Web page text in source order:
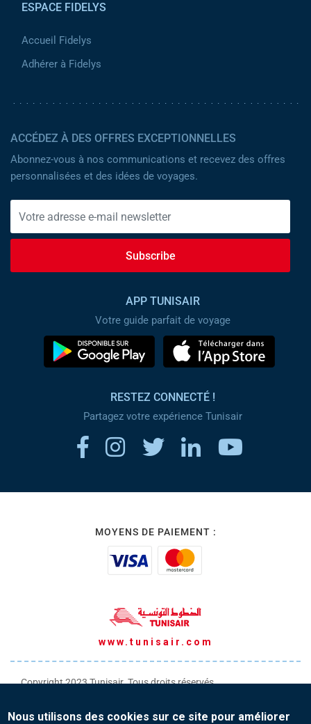
ESPACE FIDELYS
Accueil Fidelys
Adhérer à Fidelys
ACCÉDEZ À DES OFFRES EXCEPTIONNELLES
Abonnez-vous à nos communications et recevez des offres
personnalisées et des idées de voyages.
Subscribe
APP TUNISAIR
Votre guide parfait de voyage
RESTEZ CONNECTÉ !
Partagez votre expérience Tunisair
MOYENS DE PAIEMENT :
www.tunisair.com
Copyright 2023 Tunisair. Tous droits réservés
Conditions générales de Vente
Nous utilisons des cookies sur ce site pour améliorer